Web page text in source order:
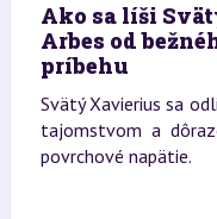
Ako sa líši
Arbes od
príbehu
Svätý Xavierius sa
tajomstvom a
povrchové napätie.